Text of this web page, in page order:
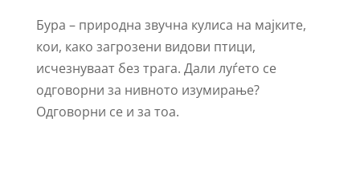
Бура – природна звучна кулиса на мајките,
кои, како загрозени видови птици,
исчезнуваат без трага. Дали луѓето се
одговорни за нивното изумирање?
Одговорни се и за тоа.